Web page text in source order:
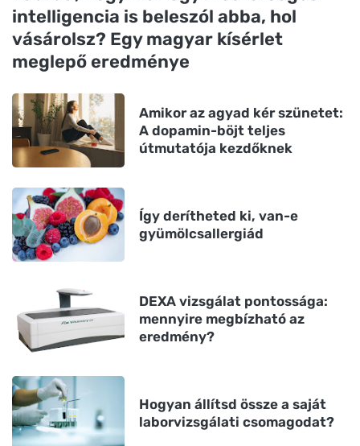
intelligencia is beleszól abba, hol
vásárolsz? Egy magyar kísérlet
meglepő eredménye
Amikor az agyad kér szünetet:
A dopamin-böjt teljes
útmutatója kezdőknek
Így derítheted ki, van-e
gyümölcsallergiád
DEXA vizsgálat pontossága:
mennyire megbízható az
eredmény?
Hogyan állítsd össze a saját
laborvizsgálati csomagodat?